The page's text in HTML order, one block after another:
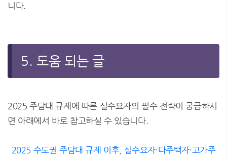
니다.
5. 도움 되는 글
2025 주담대 규제에 따른 실수요자의 필수 전략이 궁금하시
면 아래에서 바로 참고하실 수 있습니다.
2025 수도권 주담대 규제 이후, 실수요자·다주택자·고가주